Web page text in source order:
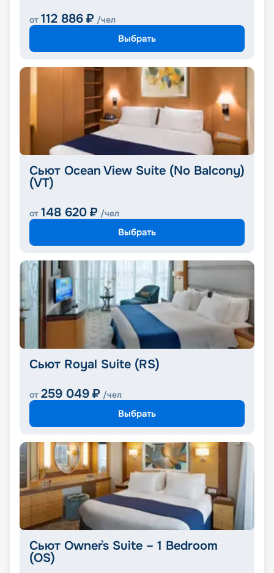
от 112 886 ₽ /чел
Выбрать
Сьют Ocean View Suite (No Balcony)
(VT)
от 148 620 ₽ /чел
Выбрать
Сьют Royal Suite (RS)
от 259 049 ₽ /чел
Выбрать
Сьют Owner`s Suite – 1 Bedroom
(OS)